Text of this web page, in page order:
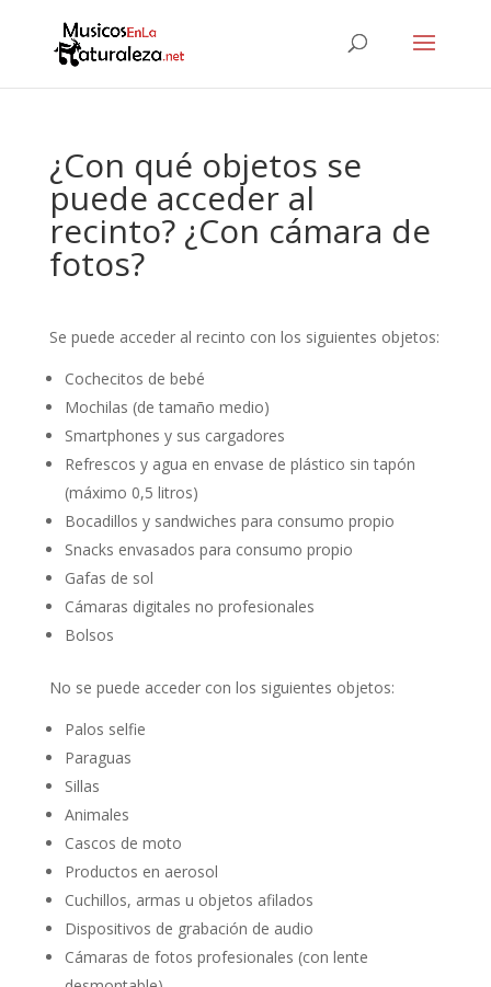
¿Con qué objetos se
puede acceder al
recinto? ¿Con cámara de
fotos?
Se puede acceder al recinto con los siguientes objetos:
Cochecitos de bebé
Mochilas (de tamaño medio)
Smartphones y sus cargadores
Refrescos y agua en envase de plástico sin tapón
(máximo 0,5 litros)
Bocadillos y sandwiches para consumo propio
Snacks envasados para consumo propio
Gafas de sol
Cámaras digitales no profesionales
Bolsos
No se puede acceder con los siguientes objetos:
Palos selfie
Paraguas
Sillas
Animales
Cascos de moto
Productos en aerosol
Cuchillos, armas u objetos afilados
Dispositivos de grabación de audio
Cámaras de fotos profesionales (con lente